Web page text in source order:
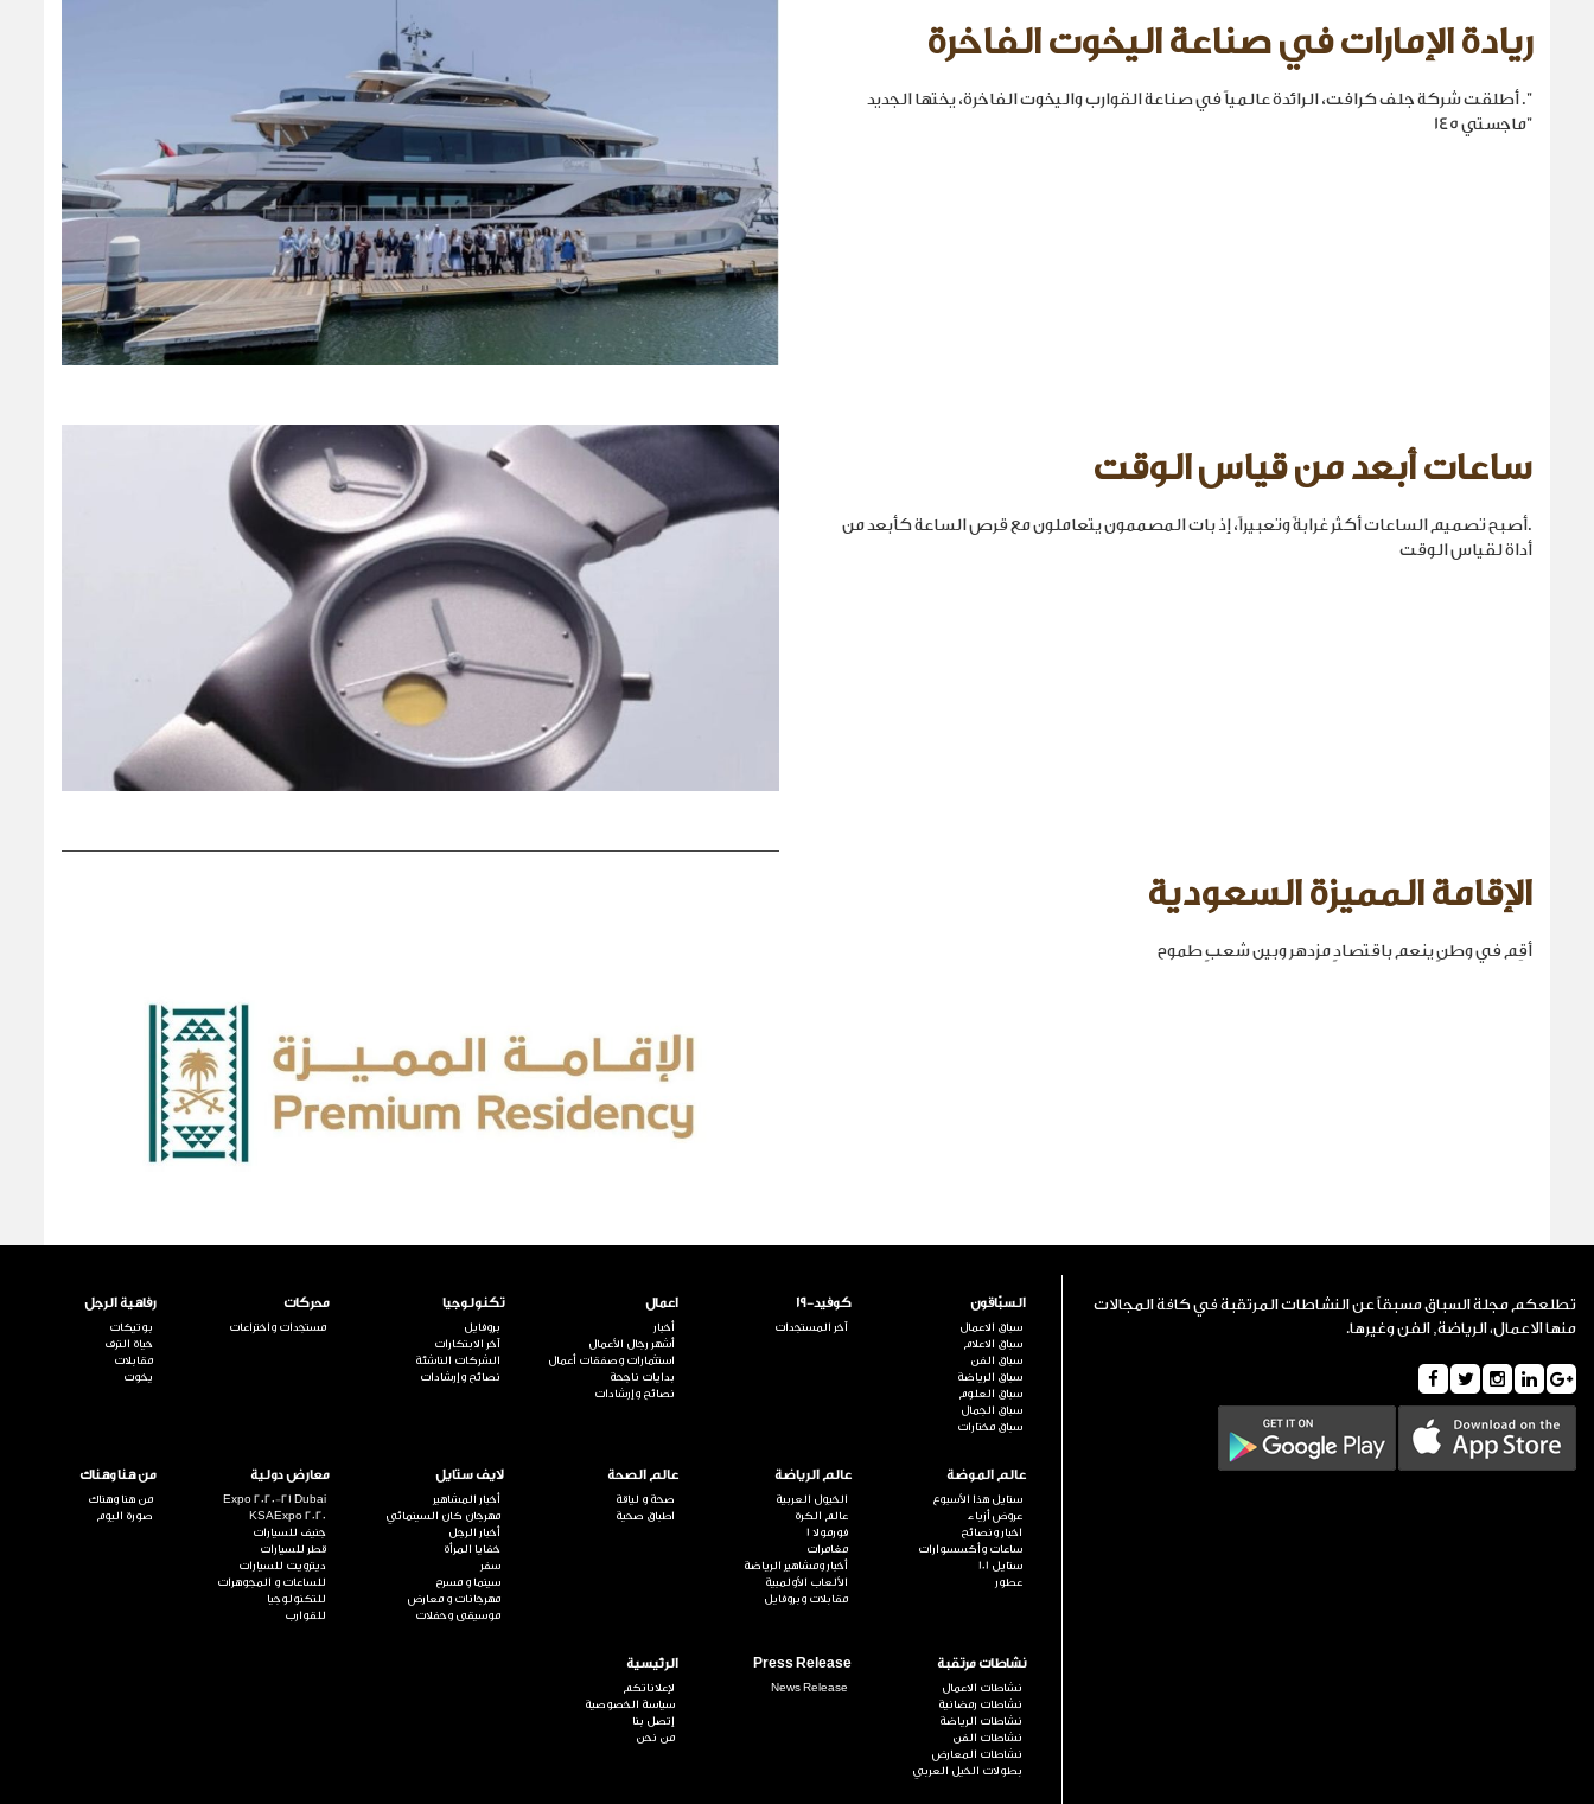
ريادة الإمارات في صناعة اليخوت الفاخرة
". أطلقت شركة جلف كرافت، الرائدة عالمياً في صناعة القوارب واليخوت الفاخرة، يختها الجديد
"ماجستي 145
ساعات أبعد من قياس الوقت
.أصبح تصميم الساعات أكثر غرابةً وتعبيراً، إذ بات المصممون يتعاملون مع قرص الساعة كأبعد من
أداة لقياس الوقت
الإقامة المميزة السعودية
أقِم في وطنٍ ينعم باقتصادٍ مزدهر وبين شعبٍ طموح
السبّاقون
سباق الاعمال
سباق الاعلام
سباق الفن
سباق الرياضة
سباق العلوم
سباق الجمال
سباق مختارات
كوفيد-19
آخر المستجدات
اعمال
أخبار
أشهر رجال الأعمال
استثمارات وصفقات أعمال
بدايات ناجحة
نصائح وإرشادات
تكنولوجيا
بروفايل
آخر الابتكارات
الشركات الناشئة
نصائح وإرشادات
محركات
مستجدات واختراعات
رفاهية الرجل
بوتيكات
حياة الترف
مقابلات
يخوت
عالم الموضة
ستايل هذا الأسبوع
عروض أزياء
اخبار ونصائح
ساعات وأكسسوارات
ستايل 101
عطور
عالم الرياضة
الخيول العربية
عالم الكرة
فورمولا 1
مغامرات
أخبار ومشاهير الرياضة
الألعاب الأولمبية
مقابلات وبروفايل
عالم الصحة
صحة و لياقة
اطباق صحية
لايف ستايل
أخبار المشاهير
مهرجان كان السينمائي
أخبار الرجل
خفايا المرأة
سفر
سينما و مسرح
مهرجانات و معارض
موسيقى وحفلات
معارض دولية
Expo 2020-21 Dubai
KSAExpo 2020
جنيف للسيارات
قطر للسيارات
ديترويت للسيارات
للساعات و المجوهرات
للتكنولوجيا
للقوارب
من هنا وهناك
من هنا وهناك
صورة اليوم
نشاطات مرتقبة
نشاطات الاعمال
نشاطات رمضانية
نشاطات الرياضة
نشاطات الفن
نشاطات المعارض
بطولات الخيل العربي
Press Release
News Release
الرئيسية
لإعلاناتكم
سياسة الخصوصية
إتصل بنا
من نحن
تطلعكم مجلة السباق مسبقاً عن النشاطات المرتقبة في كافة المجالات
منها الاعمال، الرياضة, الفن وغيرها.